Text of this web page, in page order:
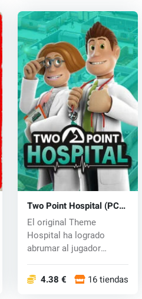
Two Point Hospital (PC)
CD key
El original Theme
Hospital ha logrado
abrumar al jugador
4.38 € 16 tiendas